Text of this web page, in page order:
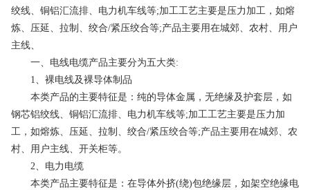
绞线、铜铝汇流排、电力机车线等;加工工艺主要是压力加工，如熔
炼、压延、拉制、绞合/紧压绞合等;产品主要用在城郊、农村、用户
主线、
一、电线电缆产品主要分为五大类:
1、裸电线及裸导体制品
本类产品的主要特征是：纯的导体金属，无绝缘及护套层，如
钢芯铝绞线、铜铝汇流排、电力机车线等;加工工艺主要是压力加
工，如熔炼、压延、拉制、绞合/紧压绞合等;产品主要用在城郊、农
村、用户主线、开关柜等。
2、电力电缆
本类产品主要特征是：在导体外挤(绕)包绝缘层，如架空绝缘电